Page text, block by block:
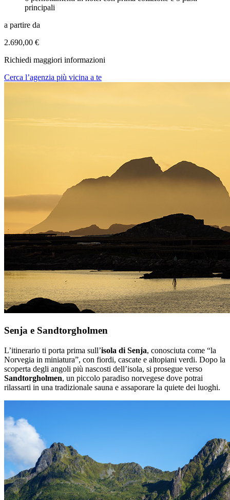
principali
a partire da
2.690,00 €
Richiedi maggiori informazioni
Cerca l’agenzia più vicina a te
Senja e Sandtorgholmen
L’itinerario ti porta prima sull’isola di Senja, conosciuta come “la
Norvegia in miniatura”, con fiordi, cascate e altopiani verdi. Dopo la
scoperta degli angoli più nascosti dell’isola, si prosegue verso
Sandtorgholmen, un piccolo paradiso norvegese dove potrai
rilassarti in una tradizionale sauna e assaporare la quiete dei luoghi.